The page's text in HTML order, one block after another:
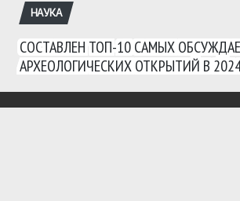
НАУКА
СОСТАВЛЕН ТОП-10 САМЫХ
АРХЕОЛОГИЧЕСКИХ ОТКРЫТИЙ В